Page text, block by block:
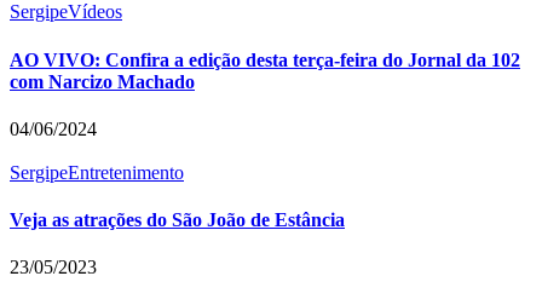
SergipeVídeos
AO VIVO: Confira a edição desta terça-feira do Jornal da 102
com Narcizo Machado
04/06/2024
SergipeEntretenimento
Veja as atrações do São João de Estância
23/05/2023